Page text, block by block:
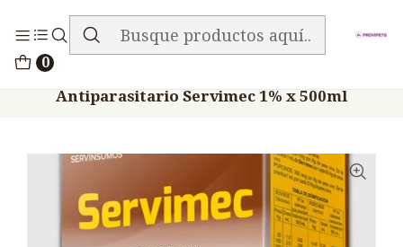
0
ENVIO GRATIS EN TODA LA TIENDA
Antiparasitario Servimec 1% x 500ml